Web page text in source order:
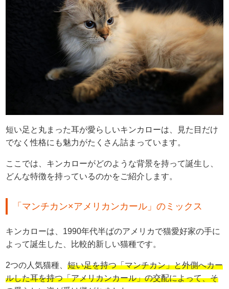
短い足と丸まった耳が愛らしいキンカローは、見た目だけ
でなく性格にも魅力がたくさん詰まっています。
ここでは、キンカローがどのような背景を持って誕生し、
どんな特徴を持っているのかをご紹介します。
「マンチカン×アメリカンカール」のミックス
キンカローは、1990年代半ばのアメリカで猫愛好家の手に
よって誕生した、比較的新しい猫種です。
2つの人気猫種、短い足を持つ「マンチカン」と外側へカー
ルした耳を持つ「アメリカンカール」の交配によって、そ